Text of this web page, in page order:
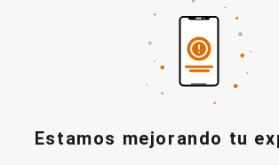
Estamos mejorando tu